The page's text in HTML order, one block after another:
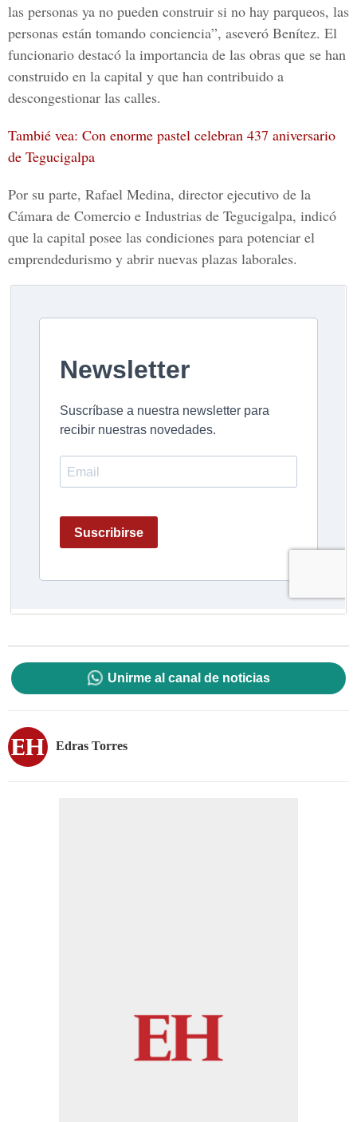
las personas ya no pueden construir si no hay parqueos, las
personas están tomando conciencia”, aseveró Benítez. El
funcionario destacó la importancia de las obras que se han
construido en la capital y que han contribuido a
descongestionar las calles.
Tambié vea: Con enorme pastel celebran 437 aniversario
de Tegucigalpa
Por su parte, Rafael Medina, director ejecutivo de la
Cámara de Comercio e Industrias de Tegucigalpa, indicó
que la capital posee las condiciones para potenciar el
emprendedurismo y abrir nuevas plazas laborales.
Unirme al canal de noticias
Edras Torres